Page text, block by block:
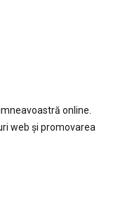
online.
web și promovarea